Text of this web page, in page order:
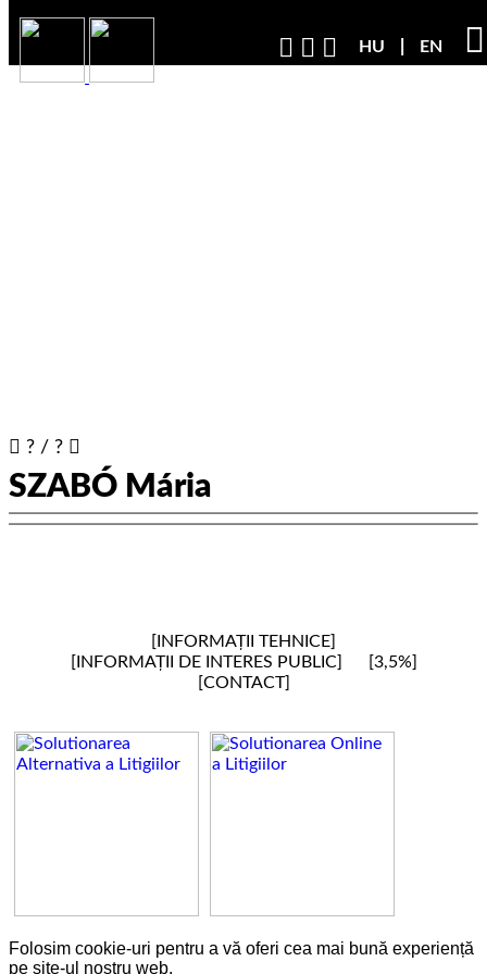
HU EN
? / ?
SZABÓ Mária
INFORMAȚII TEHNICE
INFORMAȚII DE INTERES PUBLIC
3,5%
CONTACT
Folosim cookie-uri pentru a vă oferi cea mai bună experiență
pe site-ul nostru web.